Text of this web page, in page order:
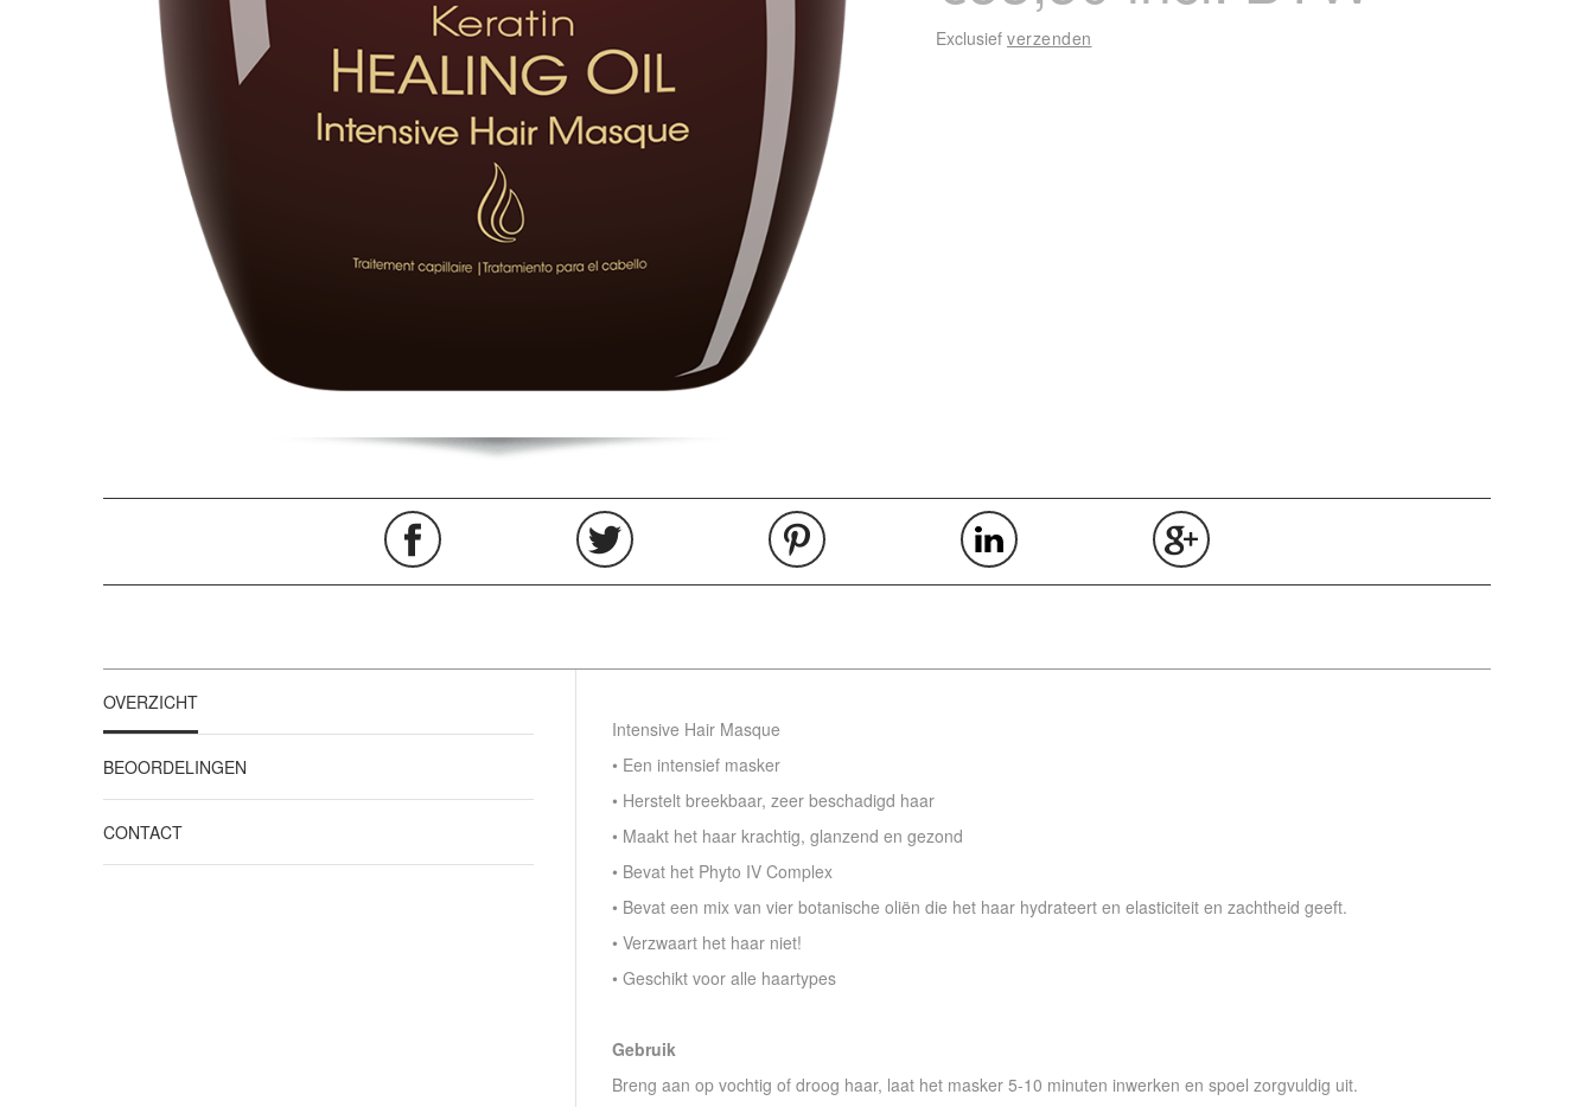
Exclusief verzenden
OVERZICHT
BEOORDELINGEN
CONTACT
Intensive Hair Masque
• Een intensief masker
• Herstelt breekbaar, zeer beschadigd haar
• Maakt het haar krachtig, glanzend en gezond
• Bevat het Phyto IV Complex
• Bevat een mix van vier botanische oliën die het haar hydrateert en elasticiteit en zachtheid geeft.
• Verzwaart het haar niet!
• Geschikt voor alle haartypes
Gebruik
Breng aan op vochtig of droog haar, laat het masker 5-10 minuten inwerken en spoel zorgvuldig uit.